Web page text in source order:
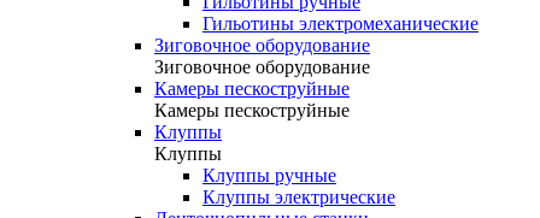
Гильотины электромеханические
Зиговочное оборудование
Зиговочное оборудование
Камеры пескоструйные
Камеры пескоструйные
Клуппы
Клуппы
Клуппы ручные
Клуппы электрические